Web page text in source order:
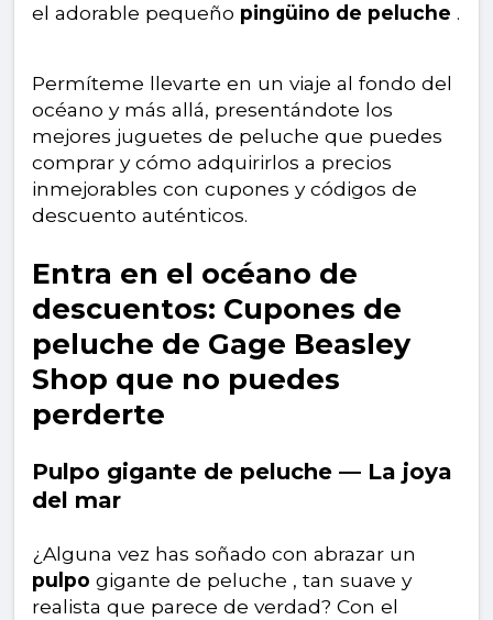
el adorable pequeño pingüino de peluche .
Permíteme llevarte en un viaje al fondo del
océano y más allá, presentándote los
mejores juguetes de peluche que puedes
comprar y cómo adquirirlos a precios
inmejorables con cupones y códigos de
descuento auténticos.
Entra en el océano de
descuentos: Cupones de
peluche de Gage Beasley
Shop que no puedes
perderte
Pulpo gigante de peluche — La joya
del mar
¿Alguna vez has soñado con abrazar un
pulpo gigante de peluche , tan suave y
realista que parece de verdad? Con el